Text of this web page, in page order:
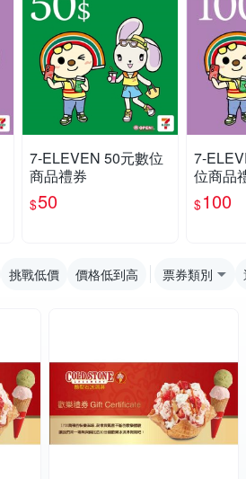
7-ELEVEN 50元數位
商品禮券
$50
7-
位商品
$100
挑戰低價 價格低到高 票券類別